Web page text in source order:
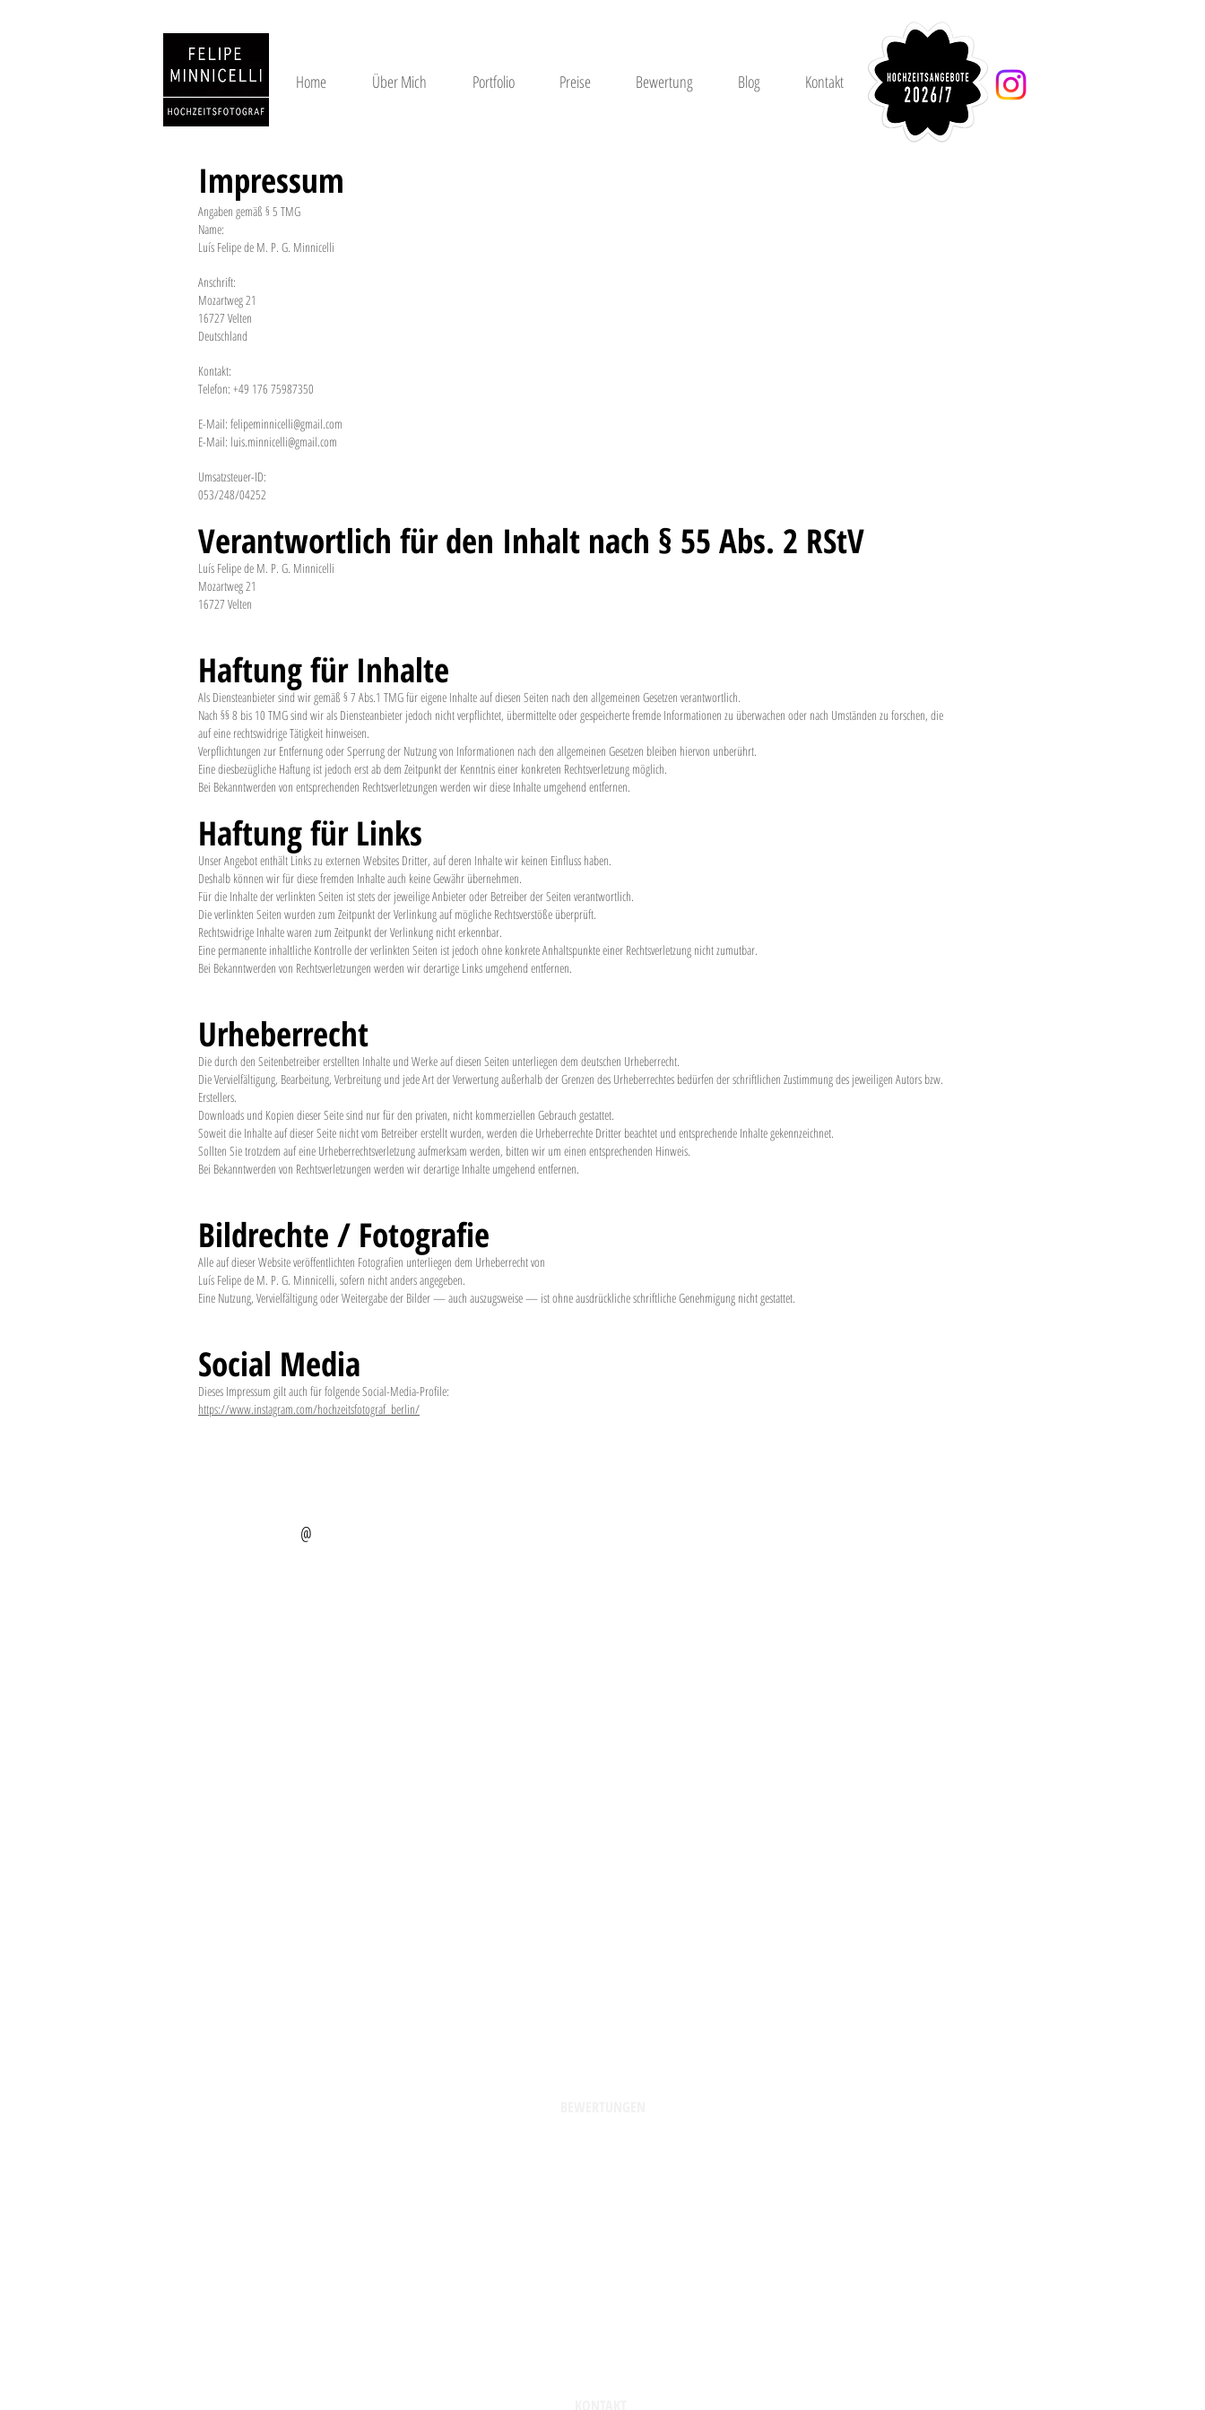
Home Über Mich Portfolio Preise Bewertung Blog Kontakt
Impressum
Angaben gemäß § 5 TMG
Name:
Luís Felipe de M. P. G. Minnicelli
Anschrift:
Mozartweg 21
16727 Velten
Deutschland
Kontakt:
Telefon: +49 176 75987350
E-Mail: felipeminnicelli@gmail.com
E-Mail: luis.minnicelli@gmail.com
Umsatzsteuer-ID:
053/248/04252
Verantwortlich für den Inhalt nach § 55 Abs. 2 RStV
Luís Felipe de M. P. G. Minnicelli
Mozartweg 21
16727 Velten
Haftung für Inhalte
Als Diensteanbieter sind wir gemäß § 7 Abs.1 TMG für eigene Inhalte auf diesen Seiten nach den allgemeinen Gesetzen verantwortlich.
Nach §§ 8 bis 10 TMG sind wir als Diensteanbieter jedoch nicht verpflichtet, übermittelte oder gespeicherte fremde Informationen zu überwachen oder nach Umständen zu forschen, die
auf eine rechtswidrige Tätigkeit hinweisen.
Verpflichtungen zur Entfernung oder Sperrung der Nutzung von Informationen nach den allgemeinen Gesetzen bleiben hiervon unberührt.
Eine diesbezügliche Haftung ist jedoch erst ab dem Zeitpunkt der Kenntnis einer konkreten Rechtsverletzung möglich.
Bei Bekanntwerden von entsprechenden Rechtsverletzungen werden wir diese Inhalte umgehend entfernen.
Haftung für Links
Unser Angebot enthält Links zu externen Websites Dritter, auf deren Inhalte wir keinen Einfluss haben.
Deshalb können wir für diese fremden Inhalte auch keine Gewähr übernehmen.
Für die Inhalte der verlinkten Seiten ist stets der jeweilige Anbieter oder Betreiber der Seiten verantwortlich.
Die verlinkten Seiten wurden zum Zeitpunkt der Verlinkung auf mögliche Rechtsverstöße überprüft.
Rechtswidrige Inhalte waren zum Zeitpunkt der Verlinkung nicht erkennbar.
Eine permanente inhaltliche Kontrolle der verlinkten Seiten ist jedoch ohne konkrete Anhaltspunkte einer Rechtsverletzung nicht zumutbar.
Bei Bekanntwerden von Rechtsverletzungen werden wir derartige Links umgehend entfernen.
Urheberrecht
Die durch den Seitenbetreiber erstellten Inhalte und Werke auf diesen Seiten unterliegen dem deutschen Urheberrecht.
Die Vervielfältigung, Bearbeitung, Verbreitung und jede Art der Verwertung außerhalb der Grenzen des Urheberrechtes bedürfen der schriftlichen Zustimmung des jeweiligen Autors bzw.
Erstellers.
Downloads und Kopien dieser Seite sind nur für den privaten, nicht kommerziellen Gebrauch gestattet.
Soweit die Inhalte auf dieser Seite nicht vom Betreiber erstellt wurden, werden die Urheberrechte Dritter beachtet und entsprechende Inhalte gekennzeichnet.
Sollten Sie trotzdem auf eine Urheberrechtsverletzung aufmerksam werden, bitten wir um einen entsprechenden Hinweis.
Bei Bekanntwerden von Rechtsverletzungen werden wir derartige Inhalte umgehend entfernen.
Bildrechte / Fotografie
Alle auf dieser Website veröffentlichten Fotografien unterliegen dem Urheberrecht von
Luís Felipe de M. P. G. Minnicelli, sofern nicht anders angegeben.
Eine Nutzung, Vervielfältigung oder Weitergabe der Bilder — auch auszugsweise — ist ohne ausdrückliche schriftliche Genehmigung nicht gestattet.
Social Media
Dieses Impressum gilt auch für folgende Social-Media-Profile:
https://www.instagram.com/hochzeitsfotograf_berlin/
@